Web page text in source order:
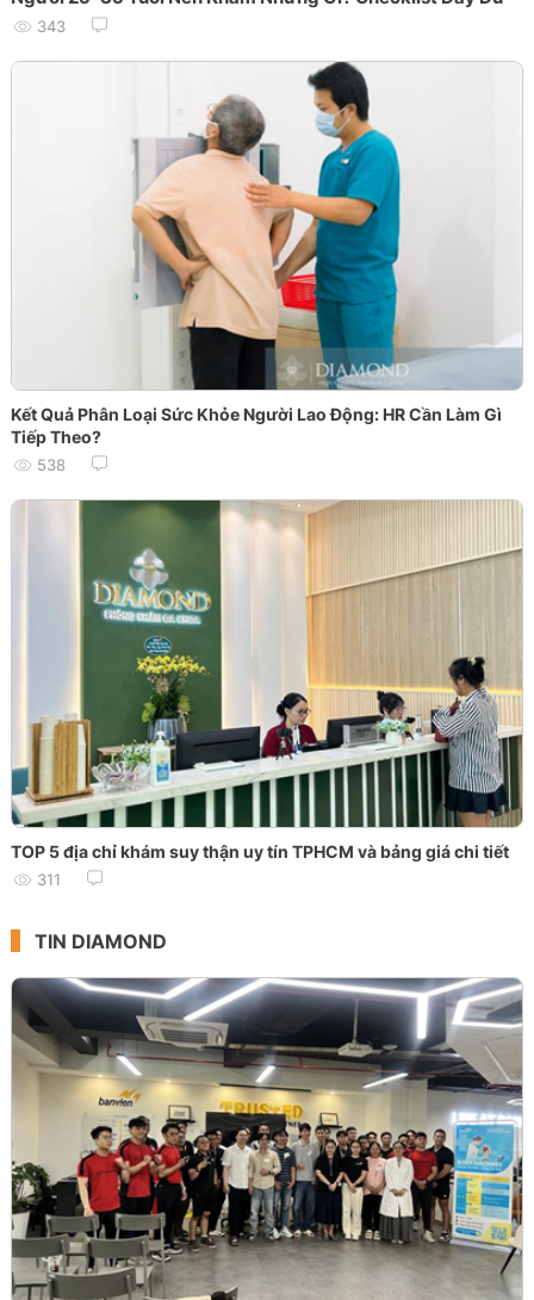
343
Kết Quả Phân Loại Sức Khỏe Người Lao Động: HR Cần Làm Gì
Tiếp Theo?
538
TOP 5 địa chỉ khám suy thận uy tín TPHCM và bảng giá chi tiết
311
TIN DIAMOND